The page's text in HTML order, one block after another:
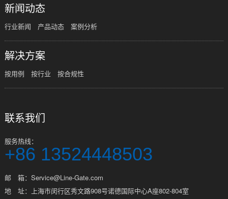
新闻动态
行业新闻 产品动态 案例分析
解决方案
按用例 按行业 按合规性
联系我们
服务热线：
+86 13524448503
邮 箱：Service@Line-Gate.com
地 址：上海市闵行区秀文路908号诺德国际中心A座802-804室